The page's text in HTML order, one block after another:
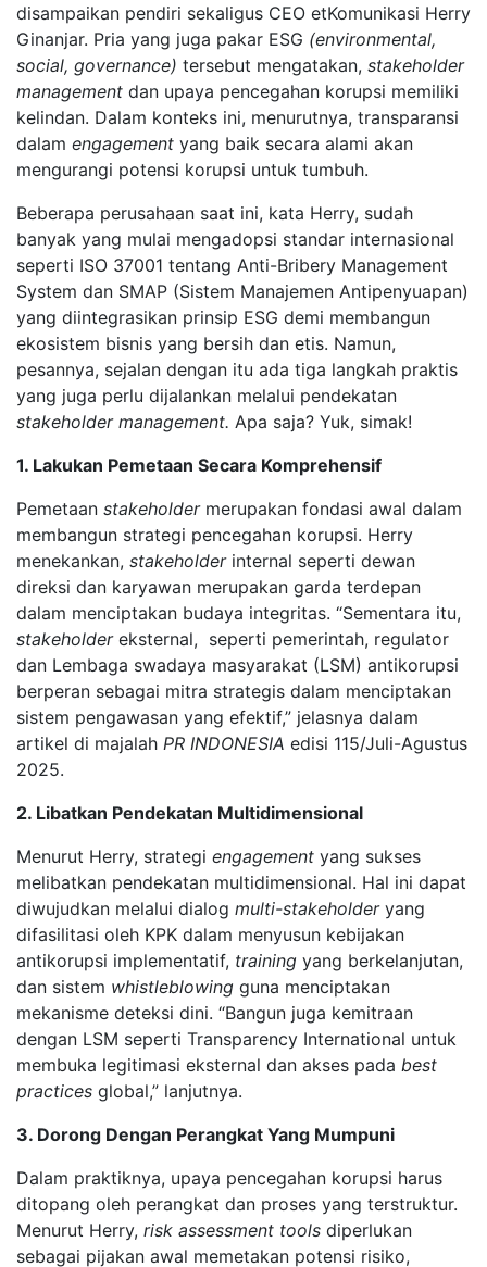
disampaikan pendiri sekaligus CEO etKomunikasi Herry
Ginanjar. Pria yang juga pakar ESG (environmental,
social, governance) tersebut mengatakan, stakeholder
management dan upaya pencegahan korupsi memiliki
kelindan. Dalam konteks ini, menurutnya, transparansi
dalam engagement yang baik secara alami akan
mengurangi potensi korupsi untuk tumbuh.
Beberapa perusahaan saat ini, kata Herry, sudah
banyak yang mulai mengadopsi standar internasional
seperti ISO 37001 tentang Anti-Bribery Management
System dan SMAP (Sistem Manajemen Antipenyuapan)
yang diintegrasikan prinsip ESG demi membangun
ekosistem bisnis yang bersih dan etis. Namun,
pesannya, sejalan dengan itu ada tiga langkah praktis
yang juga perlu dijalankan melalui pendekatan
stakeholder management. Apa saja? Yuk, simak!
1. Lakukan Pemetaan Secara Komprehensif
Pemetaan stakeholder merupakan fondasi awal dalam
membangun strategi pencegahan korupsi. Herry
menekankan, stakeholder internal seperti dewan
direksi dan karyawan merupakan garda terdepan
dalam menciptakan budaya integritas. “Sementara itu,
stakeholder eksternal, seperti pemerintah, regulator
dan Lembaga swadaya masyarakat (LSM) antikorupsi
berperan sebagai mitra strategis dalam menciptakan
sistem pengawasan yang efektif,” jelasnya dalam
artikel di majalah PR INDONESIA edisi 115/Juli-Agustus
2025.
2. Libatkan Pendekatan Multidimensional
Menurut Herry, strategi engagement yang sukses
melibatkan pendekatan multidimensional. Hal ini dapat
diwujudkan melalui dialog multi-stakeholderyang
difasilitasi oleh KPK dalam menyusun kebijakan
antikorupsi implementatif, training yang berkelanjutan,
dan sistem whistleblowing guna menciptakan
mekanisme deteksi dini. “Bangun juga kemitraan
dengan LSM seperti Transparency International untuk
membuka legitimasi eksternal dan akses pada best
practices global,” lanjutnya.
3. Dorong Dengan Perangkat Yang Mumpuni
Dalam praktiknya, upaya pencegahan korupsi harus
ditopang oleh perangkat dan proses yang terstruktur.
Menurut Herry, risk assessment tools diperlukan
sebagai pijakan awal memetakan potensi risiko,